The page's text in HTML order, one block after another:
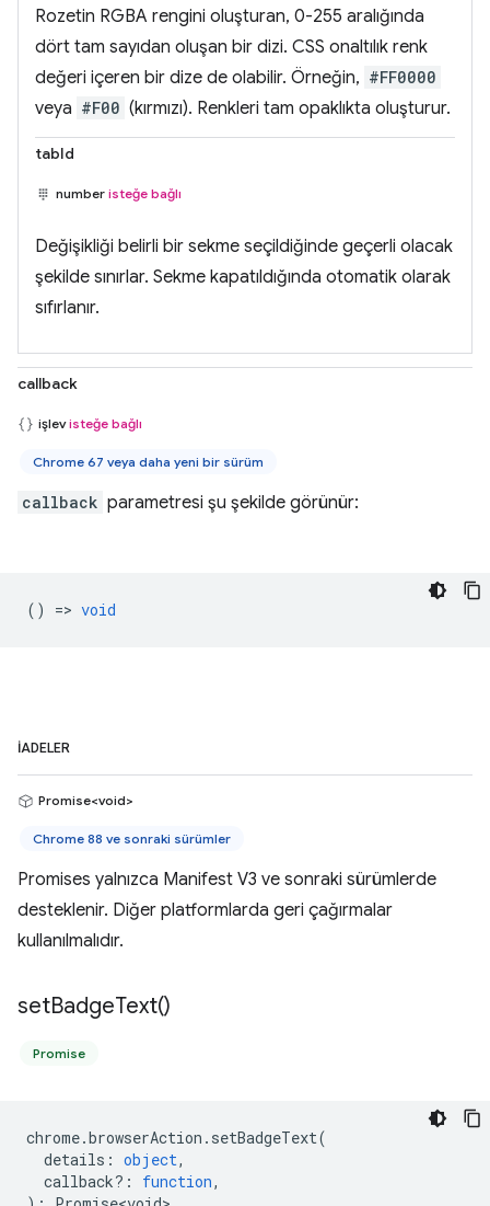
Rozetin RGBA rengini oluşturan, 0-255 aralığında
dört tam sayıdan oluşan bir dizi. CSS onaltılık renk
değeri içeren bir dize de olabilir. Örneğin, #FF0000
veya #F00 (kırmızı). Renkleri tam opaklıkta oluşturur.
tabId
number isteğe bağlı
Değişikliği belirli bir sekme seçildiğinde geçerli olacak
şekilde sınırlar. Sekme kapatıldığında otomatik olarak
sıfırlanır.
callback
işlevisteğe bağlı
Chrome 67 veya daha yeni bir sürüm
callback parametresi şu şekilde görünür:
() => void
İADELER
Promise<void>
Chrome 88 ve sonraki sürümler
Promises yalnızca Manifest V3 ve sonraki sürümlerde
desteklenir. Diğer platformlarda geri çağırmalar
kullanılmalıdır.
setBadgeText()
Promise
chrome.browserAction . setBadgeText(
details : object,
callback? : function,